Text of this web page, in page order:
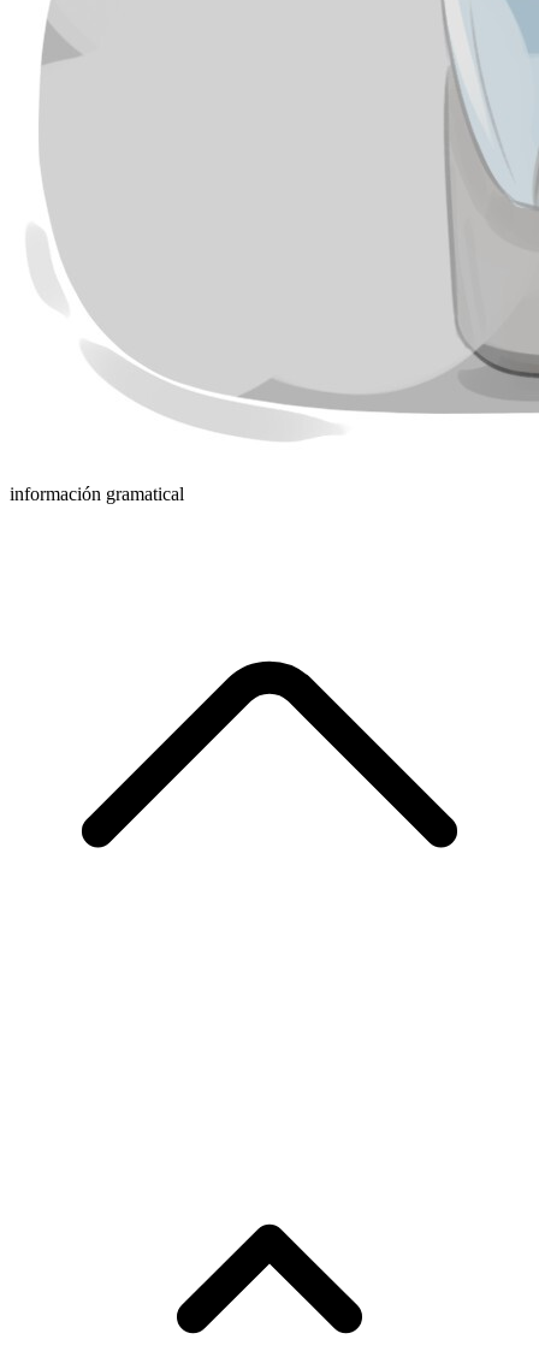
información gramatical